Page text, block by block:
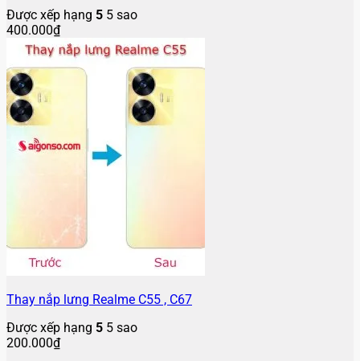
Được xếp hạng 5 5 sao
400.000₫
Thay nắp lưng Realme C55 , C67
Được xếp hạng 5 5 sao
200.000₫